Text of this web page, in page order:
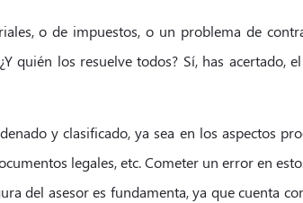
o de impuestos, o un problema de
quién los resuelve todos? Sí, has acertado,
y clasificado, ya sea en los aspectos
legales, etc. Cometer un error en
del asesor es fundamenta, ya que cuenta